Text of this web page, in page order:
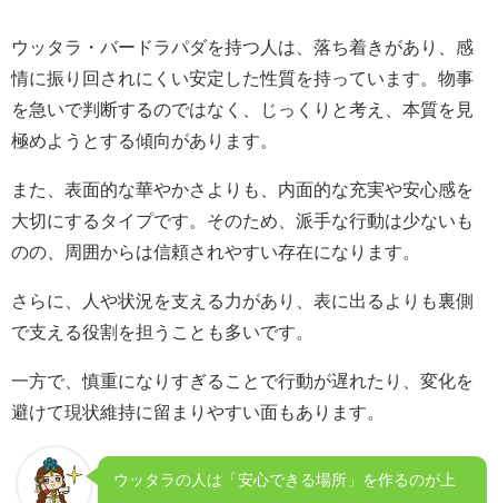
ウッタラ・バードラパダを持つ人は、落ち着きがあり、感
情に振り回されにくい安定した性質を持っています。物事
を急いで判断するのではなく、じっくりと考え、本質を見
極めようとする傾向があります。
また、表面的な華やかさよりも、内面的な充実や安心感を
大切にするタイプです。そのため、派手な行動は少ないも
のの、周囲からは信頼されやすい存在になります。
さらに、人や状況を支える力があり、表に出るよりも裏側
で支える役割を担うことも多いです。
一方で、慎重になりすぎることで行動が遅れたり、変化を
避けて現状維持に留まりやすい面もあります。
ウッタラの人は「安心できる場所」を作るのが上